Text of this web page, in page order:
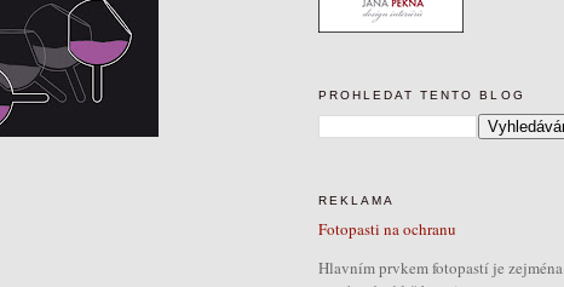
PROHLEDAT TENTO BLOG
REKLAMA
Fotopasti na ochranu
Hlavním prvkem fotopastí je zejména